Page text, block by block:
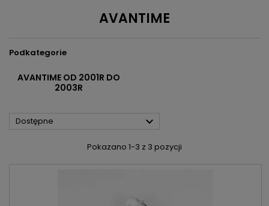
AVANTIME
Podkategorie
AVANTIME OD 2001R DO
2003R
Dostępne 
Pokazano 1-3 z 3 pozycji